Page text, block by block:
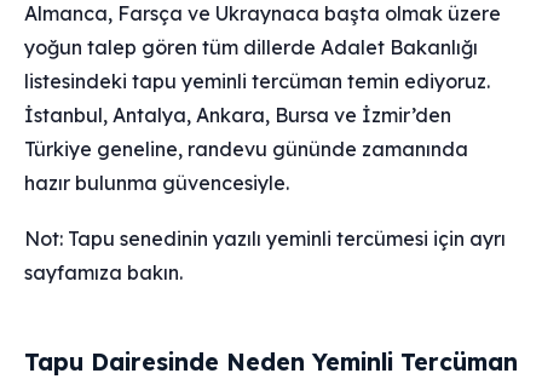
Almanca, Farsça ve Ukraynaca başta olmak üzere
yoğun talep gören tüm dillerde Adalet Bakanlığı
listesindeki tapu yeminli tercüman temin ediyoruz.
İstanbul, Antalya, Ankara, Bursa ve İzmir’den
Türkiye geneline, randevu gününde zamanında
hazır bulunma güvencesiyle.
Not: Tapu senedinin yazılı yeminli tercümesi için ayrı
sayfamıza bakın.
Tapu Dairesinde Neden Yeminli Tercüman